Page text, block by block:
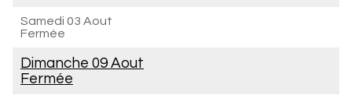
Samedi 03 Aout
Fermée
Dimanche 09 Aout
Fermée